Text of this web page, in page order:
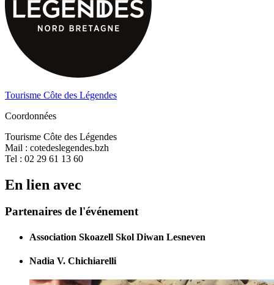
Tourisme Côte des Légendes
Coordonnées
Tourisme Côte des Légendes
Mail : cotedeslegendes.bzh
Tel : 02 29 61 13 60
En lien avec
Partenaires de l'événement
Association Skoazell Skol Diwan Lesneven
Nadia V. Chichiarelli